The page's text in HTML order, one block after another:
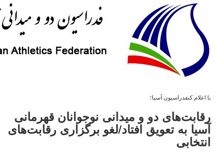
با اعلام کنفدراسیون آسیا؛
رقابت‌های دو و میدانی نوجوانان قهرمانی
آسیا به تعویق افتاد/لغو برگزاری رقابت‌های
انتخابی